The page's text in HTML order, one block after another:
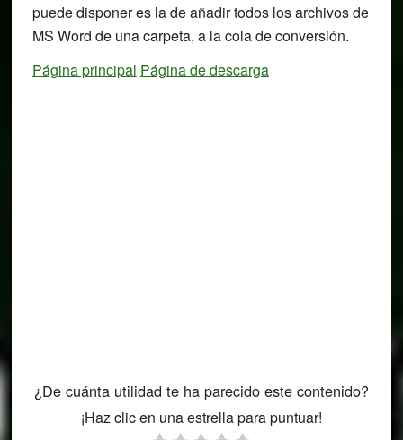
puede disponer es la de añadir todos los archivos de
MS Word de una carpeta, a la cola de conversión.
Página principal Página de descarga
¿De cuánta utilidad te ha parecido este contenido?
¡Haz clic en una estrella para puntuar!